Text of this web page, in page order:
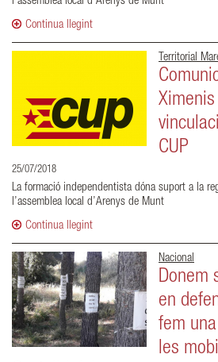
Continua llegint
Territorial
CUP
25/07/2018
La formació independentista dóna suport a la
l’assemblea local d’Arenys de Munt
Continua llegint
Nacional
Donem
en
fem
les